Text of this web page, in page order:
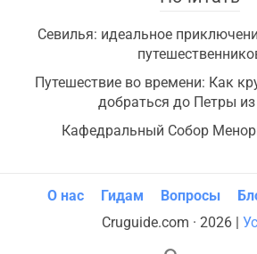
Севилья: идеальное
Путешествие во времени: Как
добраться до Петры
Кафедральный Собор
Cruguide.com · 2026 |
О нас Гидам Вопросы